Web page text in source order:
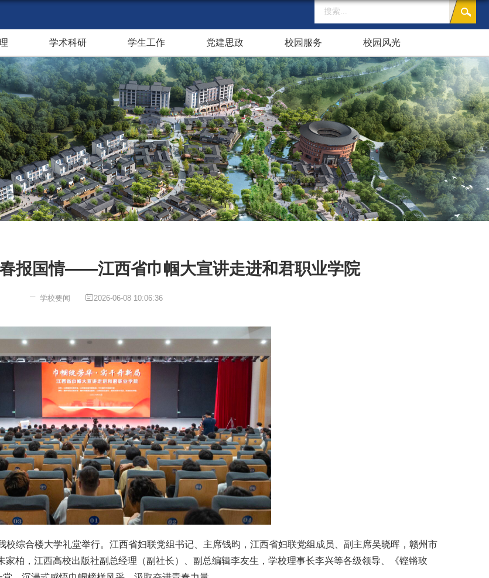
学术科研 学生工作 党建思政 校园服务 校园风光
报国情——江西省巾帼大宣讲走进和君职业学院
学校要闻 2026-06-08 10:06:36
校综合楼大学礼堂举行。江西省妇联党组书记、主席钱昀，江西省妇联党组成员、副主席吴晓晖，赣州市
柏，江西高校出版社副总经理（副社长）、副总编辑李友生，学校理事长李兴等各级领导、《铿锵玫